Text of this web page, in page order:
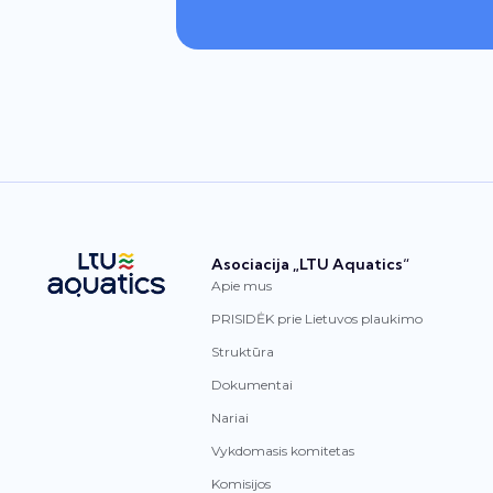
Asociacija „LTU Aquatics“
Apie mus
PRISIDĖK prie Lietuvos plaukimo
Struktūra
Dokumentai
Nariai
Vykdomasis komitetas
Komisijos